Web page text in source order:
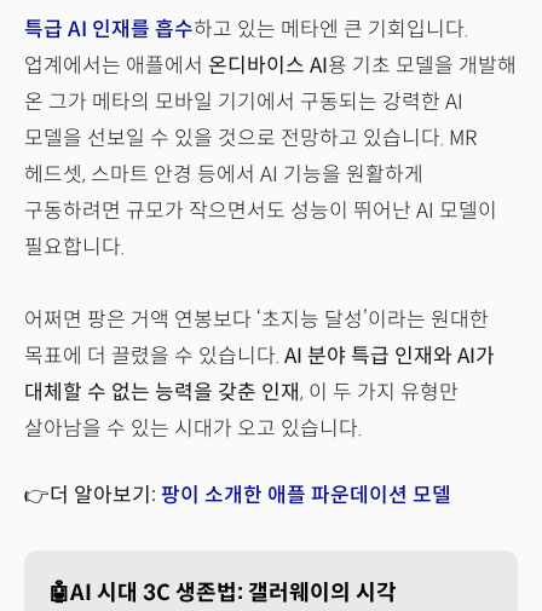
특급 AI 인재를 흡수하고 있는 메타엔 큰 기회입니다.
업계에서는 애플에서 온디바이스 AI용 기초 모델을 개발해
온 그가 메타의 모바일 기기에서 구동되는 강력한 AI
모델을 선보일 수 있을 것으로 전망하고 있습니다. MR
헤드셋, 스마트 안경 등에서 AI 기능을 원활하게
구동하려면 규모가 작으면서도 성능이 뛰어난 AI 모델이
필요합니다.
어쩌면 팡은 거액 연봉보다 ‘초지능 달성’이라는 원대한
목표에 더 끌렸을 수 있습니다. AI 분야 특급 인재와 AI가
대체할 수 없는 능력을 갖춘 인재, 이 두 가지 유형만
살아남을 수 있는 시대가 오고 있습니다.
👉더 알아보기: 팡이 소개한 애플 파운데이션 모델
🤖AI 시대 3C 생존법: 갤러웨이의 시각